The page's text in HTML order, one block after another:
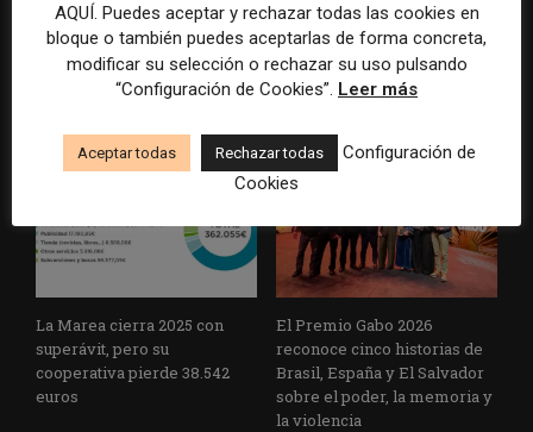
La Universidad CEU
Cardenal Herrera presenta
un informe con pautas para
informar sobre el suicidio
Paul Krugman alerta del
avance de los
multimillonarios sobre los
medios y las plataformas
La Marea cierra 2025 con
superávit, pero su
cooperativa pierde 38.542
euros
El Premio Gabo 2026
reconoce cinco historias de
Brasil, España y El Salvador
sobre el poder, la memoria y
la violencia
AQUÍ. Puedes aceptar y rechazar todas las cookies en
bloque o también puedes aceptarlas de forma concreta,
modificar su selección o rechazar su uso pulsando
“Configuración de Cookies”. Leer más
Aceptar todas Rechazar todas
Configuración de
Cookies